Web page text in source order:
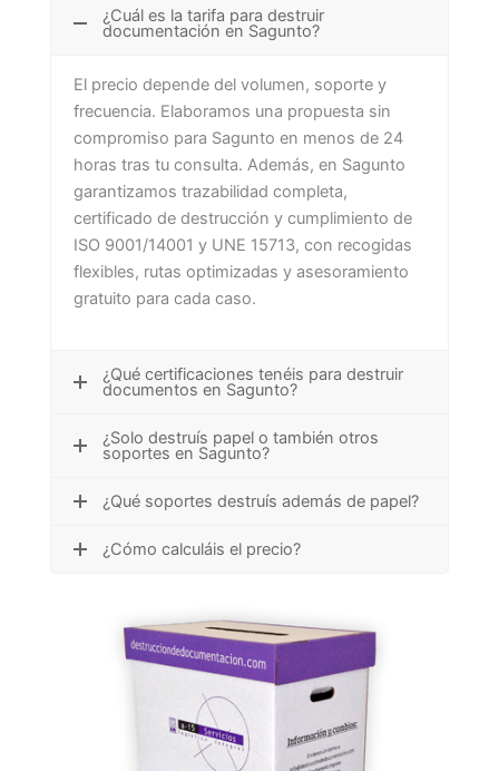
¿Cuál es la tarifa para destruir
documentación en Sagunto?
El precio depende del volumen, soporte y
frecuencia. Elaboramos una propuesta sin
compromiso para Sagunto en menos de 24
horas tras tu consulta. Además, en Sagunto
garantizamos trazabilidad completa,
certificado de destrucción y cumplimiento de
ISO 9001/14001 y UNE 15713, con recogidas
flexibles, rutas optimizadas y asesoramiento
gratuito para cada caso.
¿Qué certificaciones tenéis para destruir
documentos en Sagunto?
¿Solo destruís papel o también otros
soportes en Sagunto?
¿Qué soportes destruís además de papel?
¿Cómo calculáis el precio?